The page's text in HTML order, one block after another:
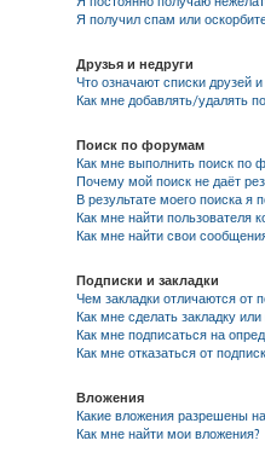
Я получил спам или
Друзья и недруги
Что означают списки друзей и
Как мне добавлять/удалять
Поиск по форумам
Как мне выполнить поиск по
Почему мой поиск не даёт
В результате моего поиска я
Как мне найти пользователя
Как мне найти свои
Подписки и закладки
Чем закладки отличаются от
Как мне сделать закладку
Как мне подписаться на
Как мне отказаться от
Вложения
Какие вложения разрешены
Как мне найти мои вложения?